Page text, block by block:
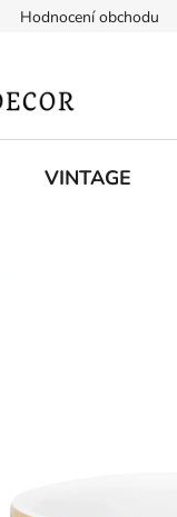
Hodnocení obchodu
VINTAGE